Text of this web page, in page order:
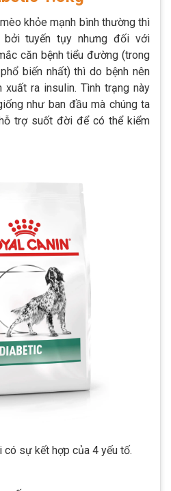
khỏe mạnh bình thường thì
tuyến tụy nhưng đối với
căn bệnh tiểu đường (trong
biến nhất) thì do bệnh nên
ra insulin. Tình trạng này
như ban đầu mà chúng ta
trợ suốt đời để có thể kiểm
sự kết hợp của 4 yếu tố.